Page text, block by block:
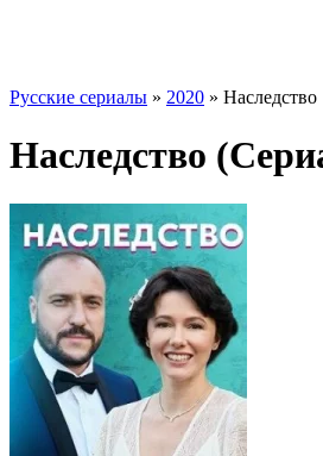
Русские сериалы » 2020 » Наследство
Наследство